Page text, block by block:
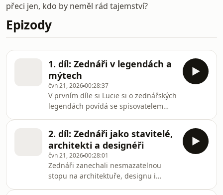
přeci jen, kdo by neměl rád tajemství?
Epizody
1. díl: Zednáři v legendách a
mýtech
čvn 21, 202600:28:37
V prvním díle si Lucie si o zednářských
legendách povídá se spisovatelem
historička Jana Čechurová a o své
zkušenosti a drobnosti z každodenní
zednářské praxe se podělí zednář a
historik Ric Berman. Všechny díly
podcastu Zednáři můžete pohodlně
poslouchat v mobilní aplikaci
2. díl: Zednáři jako stavitelé,
architekti a designéři
čvn 21, 202600:28:01
Zednáři zanechali nesmazatelnou
stopu na architektuře, designu i